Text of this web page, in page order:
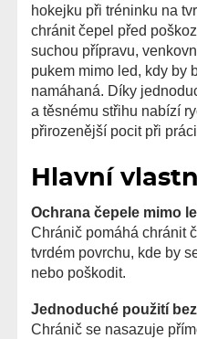
hokejku při tréninku na
chránit čepel před
suchou přípravu,
pukem mimo led, kdy by
namáhaná. Díky
a těsnému střihu nabízí
přirozenější pocit při
Hlavní
Ochrana čepele mimo
Chránič pomáhá chránit
tvrdém povrchu, kde by
nebo poškodit.
Jednoduché použití
Chránič se nasazuje